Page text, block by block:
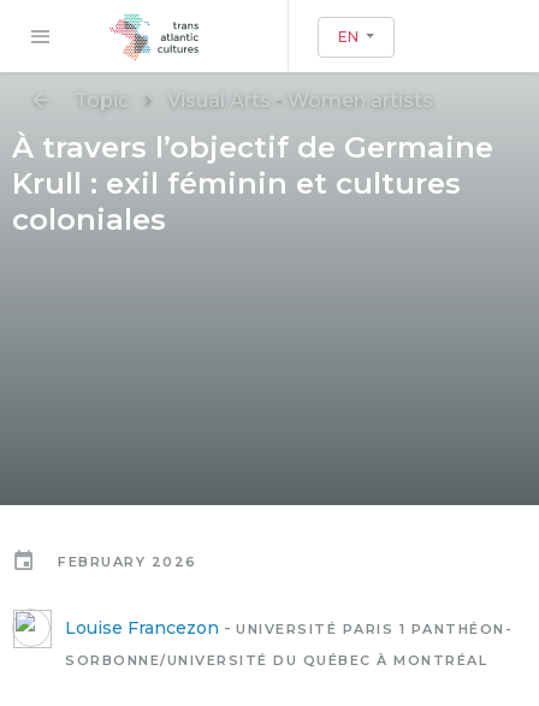
EN
Topic Visual Arts - Women artists
À travers l’objectif de Germaine
Krull : exil féminin et cultures
coloniales
FEBRUARY 2026
Louise Francezon - UNIVERSITÉ PARIS 1 PANTHÉON-
SORBONNE/UNIVERSITÉ DU QUÉBEC À MONTRÉAL